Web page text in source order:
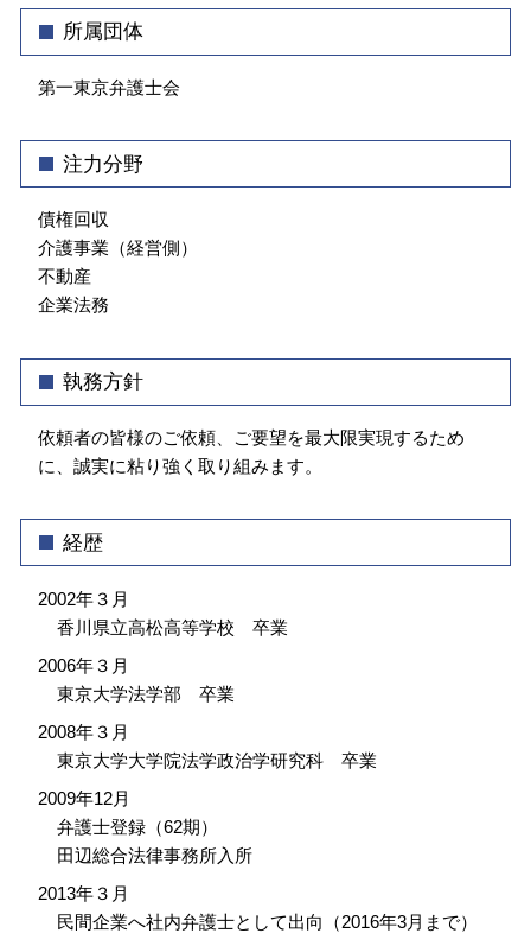
家賃 滞納 立ち退き
顧問弁護士 社員の相談
業務委託 契約書
予防 法務
不動産トラブル 弁護士 相談 新宿区
介護事業トラブル 弁護士 相談 渋谷区
不動産トラブル 中央区
顧問弁護士 弁護士 相談 新宿区
介護事業トラブル 弁護士 相談 神楽坂
不動産トラブル 弁護士 相談 江東区
所属団体
第一東京弁護士会
注力分野
債権回収
介護事業（経営側）
不動産
企業法務
執務方針
依頼者の皆様のご依頼、ご要望を最大限実現するため
に、誠実に粘り強く取り組みます。
経歴
2002年３月
香川県立高松高等学校 卒業
2006年３月
東京大学法学部 卒業
2008年３月
東京大学大学院法学政治学研究科 卒業
2009年12月
弁護士登録（62期）
田辺総合法律事務所入所
2013年３月
民間企業へ社内弁護士として出向（2016年3月まで）